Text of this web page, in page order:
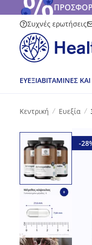
Συχνές ερωτήσεις
ΕΥΕΞΊΑΒΙΤΑΜΊΝΕΣ
Κεντρική Ευεξία
-